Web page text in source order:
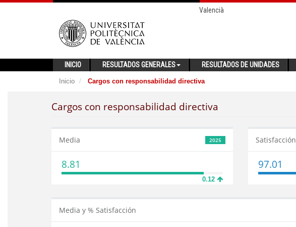
Valencià
INICIO RESULTADOS GENERALES RESULTADOS DE UNIDADES
Inicio Cargos con responsabilidad directiva
Cargos con responsabilidad directiva
2025
Media
8.81
0.12
Satisfacción
97.01
Media y % Satisfacción